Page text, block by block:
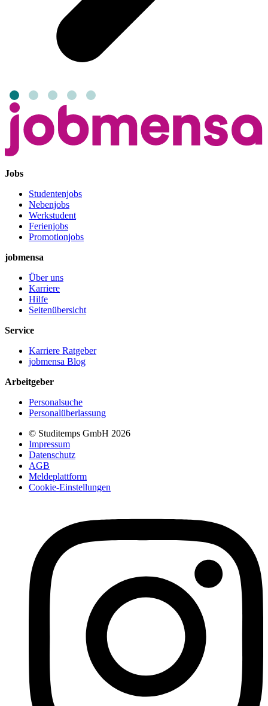
Jobs
Studentenjobs
Nebenjobs
Werkstudent
Ferienjobs
Promotionjobs
jobmensa
Über uns
Karriere
Hilfe
Seitenübersicht
Service
Karriere Ratgeber
jobmensa Blog
Arbeitgeber
Personalsuche
Personalüberlassung
© Studitemps GmbH 2026
Impressum
Datenschutz
AGB
Meldeplattform
Cookie-Einstellungen